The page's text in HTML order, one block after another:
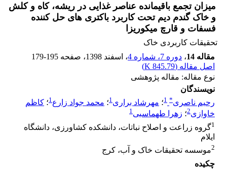
میزان تجمع باقیمانده عناصر غذایی در ریشه، کاه و کلش
و خاک گندم دیم تحت کاربرد باکتری های حل کننده
فسفات و قارچ میکوریزا
تحقیقات کاربردی خاک
مقاله 14
، دوره 7، شماره 4 ، اسفند 1398 ، صفحه 179-195
اصل مقاله (845.79 K
)
نوع مقاله: مقاله پژوهشی
نویسندگان
رحیم ناصری*
1؛ مهرشاد براری 1؛ محمد جواد زارع 1؛ کاظم
خاوازی2؛ زهرا طهماسبی 1
1گروه زراعت و اصلاح نباتات، دانشکده کشاورزی، دانشگاه
ایلام
2موسسه تحقیقات خاک و آب، کرج
چکیده